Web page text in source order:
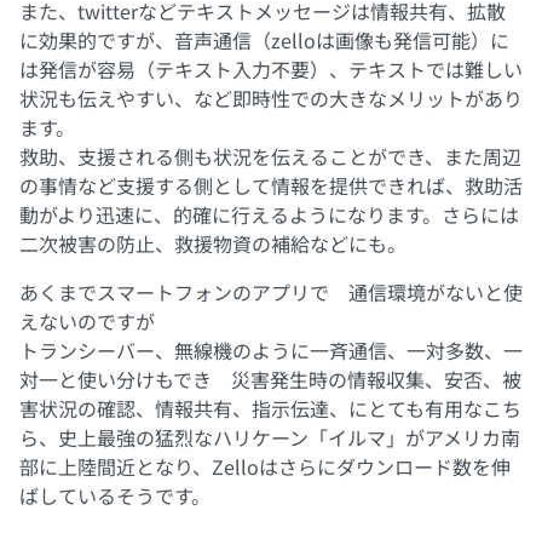
また、twitterなどテキストメッセージは情報共有、拡散
に効果的ですが、音声通信（zelloは画像も発信可能）に
は発信が容易（テキスト入力不要）、テキストでは難しい
状況も伝えやすい、など即時性での大きなメリットがあり
ます。
救助、支援される側も状況を伝えることができ、また周辺
の事情など支援する側として情報を提供できれば、救助活
動がより迅速に、的確に行えるようになります。さらには
二次被害の防止、救援物資の補給などにも。
あくまでスマートフォンのアプリで 通信環境がないと使
えないのですが
トランシーバー、無線機のように一斉通信、一対多数、一
対一と使い分けもでき 災害発生時の情報収集、安否、被
害状況の確認、情報共有、指示伝達、にとても有用なこち
ら、史上最強の猛烈なハリケーン「イルマ」がアメリカ南
部に上陸間近となり、Zelloはさらにダウンロード数を伸
ばしているそうです。